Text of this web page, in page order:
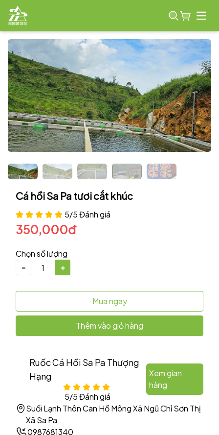
Cá hồi Sa Pa tươi cắt khúc
5/5 Đánh giá
350,000đ
Chọn số lượng
-
+
Mua ngay
Thêm vào giỏ hàng
Ruốc Cá Hồi Sa Pa Thượng
Hạng
5/5 Đánh giá
Xem gian
hàng
Suối Lạnh Thôn Can Hồ Mông Xã Ngũ Chỉ Sơn Thị
Xã Sa Pa
0987681340